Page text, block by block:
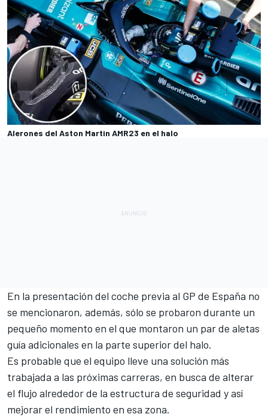
Alerones del Aston Martin AMR23 en el halo
En la presentación del coche previa al GP de España no
se mencionaron, además, sólo se probaron durante un
pequeño momento en el que montaron un par de aletas
guía adicionales en la parte superior del halo.
Es probable que el equipo lleve una solución más
trabajada a las próximas carreras, en busca de alterar
el flujo alrededor de la estructura de seguridad y así
mejorar el rendimiento en esa zona.